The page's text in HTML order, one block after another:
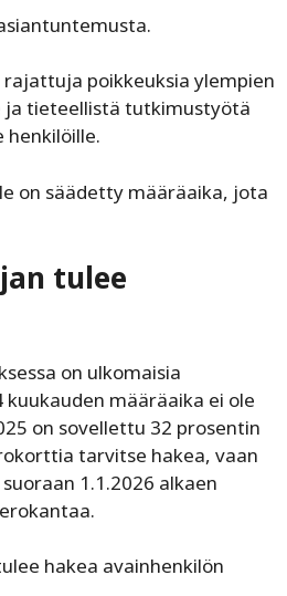
poikkeuksia ylempien
tieteellistä tutkimustyötä
henkilöille.
on säädetty määräaika, jota
tulee
on ulkomaisia
määräaika ei ole
on sovellettu 32 prosentin
tarvitse hakea, vaan
1.1.2026 alkaen
hakea avainhenkilön